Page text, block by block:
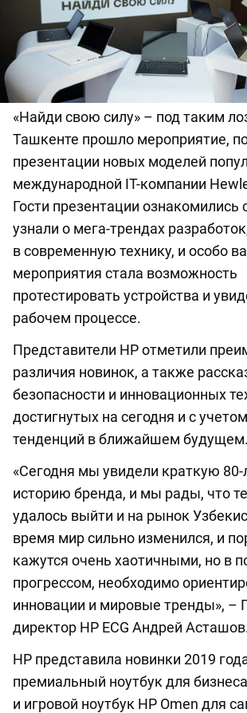
«Найди свою силу» – под таким
Ташкенте прошло мероприятие,
презентации новых моделей
международной IT-компании
Гости презентации ознакомились
узнали о мега-трендах
в современную технику, и особо
мероприятия стала возможность
протестировать устройства и
рабочем процессе.
Представители HP отметили
различия новинок, а также
безопасности и инновационных
достигнутых на сегодня и с
тенденций в ближайшем будущем.
«Сегодня мы увидели краткую
историю бренда, и мы рады, что
удалось выйти и на рынок
время мир сильно изменился, и
кажутся очень хаотичными, но в
прогрессом, необходимо
инновации и мировые тренды», –
директор НР ECG Андрей
HP представила новинки 2019
премиальный ноутбук для
и игровой ноутбук HP Omen для